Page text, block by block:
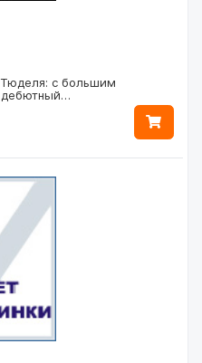
с большим
дебютный…